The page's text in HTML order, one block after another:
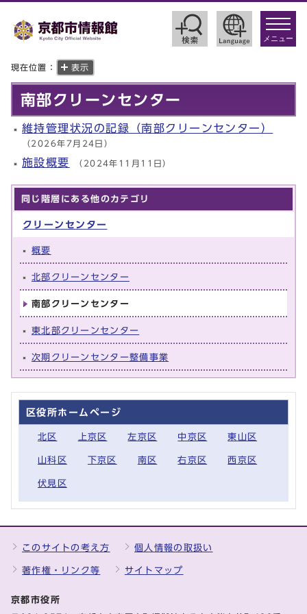
toggle
メニュー
現在位置： 表示
南部クリーンセンター
維持管理状況の記録（南部クリーンセンター）
（2026年7月24日）
施設概要 （2024年11月11日）
同じ階層にある他のカテゴリ
クリーンセンター
概要
北部クリーンセンター
南部クリーンセンター
東北部クリーンセンター
次期クリーンセンター整備事業
区役所ホームページ
北区 上京区 左京区 中京区 東山区
山科区 下京区 南区 右京区 西京区
伏見区
このサイトの考え方 個人情報の取扱い
著作権・リンク等 サイトマップ
京都市役所